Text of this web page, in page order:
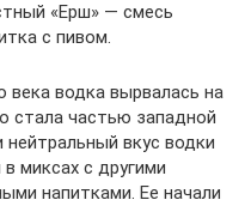
«Ерш» — смесь
с пивом.
века водка вырвалась на
стала частью западной
вкус водки
миксах с другими
напитками. Ее начали